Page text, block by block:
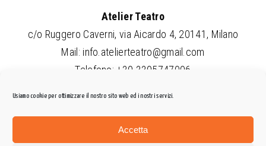
Usiamo cookie per ottimizzare il nostro sito web ed i nostri servizi.
Accetta
Atelier Teatro
c/o Ruggero Caverni, via Aicardo 4, 20141, Milano
Mail: info.atelierteatro@gmail.com
Telefono: +39 3395747006